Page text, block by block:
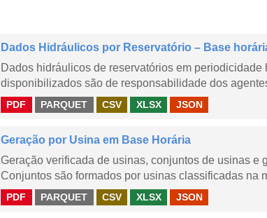
Dados Hidráulicos por Reservatório – Base
Dados hidráulicos de reservatórios em
disponibilizados são de responsabilidade dos
PDF PARQUET CSV XLSX JSON
Geração por Usina em Base Horária
Geração verificada de usinas, conjuntos de usinas e
Conjuntos são formados por usinas classificadas na
PDF PARQUET CSV XLSX JSON